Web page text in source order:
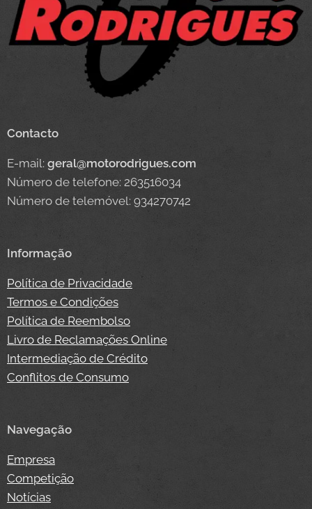
Contacto
E-mail: geral@motorodrigues.com
Número de telefone: 263516034
Número de telemóvel: 934270742
Informação
Política de Privacidade
Termos e Condições
Política de Reembolso
Livro de Reclamações Online
Intermediação de Crédito
Conflitos de Consumo
Navegação
Empresa
Competição
Notícias